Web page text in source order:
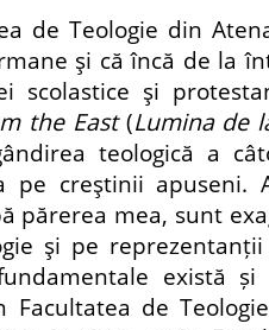
de Τeologie din
şi că încă de la
scolastice şi
the East(Lumina de
teologică a
pe creştinii apuseni.
părerea mea, sunt
şi pe reprezentanții
există și
Facultatea de